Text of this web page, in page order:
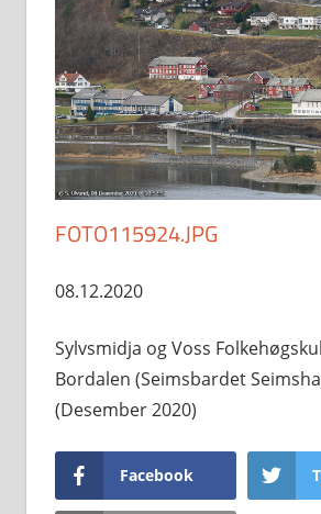
FOTO115924.JPG
08.12.2020
Sylvsmidja og Voss
Bordalen (Seimsbardet
(Desember 2020)
Facebook